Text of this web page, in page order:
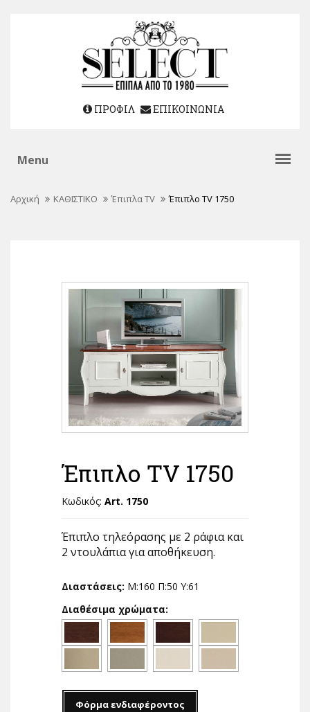
ΠΡΟΦΙΛ ΕΠΙΚΟΙΝΩΝΙΑ
Αρχική ΚΑΘΙΣΤΙΚΟ Έπιπλα TV Έπιπλο TV 1750
Έπιπλο TV 1750
Κωδικός: Art. 1750
Έπιπλο τηλεόρασης με 2 ράφια και
2 ντουλάπια για αποθήκευση.
Διαστάσεις: Μ:160 Π:50 Υ:61
Διαθέσιμα χρώματα:
Φόρμα ενδιαφέροντος